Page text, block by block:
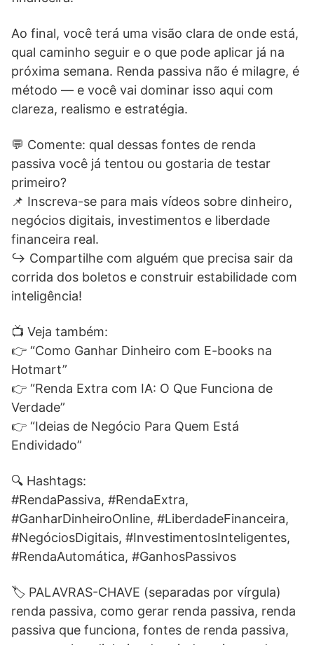
Ao final, você terá uma visão clara de onde está,
qual caminho seguir e o que pode aplicar já na
próxima semana. Renda passiva não é milagre, é
método — e você vai dominar isso aqui com
clareza, realismo e estratégia.
💬 Comente: qual dessas fontes de renda
passiva você já tentou ou gostaria de testar
primeiro?
📌 Inscreva-se para mais vídeos sobre dinheiro,
negócios digitais, investimentos e liberdade
financeira real.
↪️ Compartilhe com alguém que precisa sair da
corrida dos boletos e construir estabilidade com
inteligência!
📺 Veja também:
👉 “Como Ganhar Dinheiro com E-books na
Hotmart”
👉 “Renda Extra com IA: O Que Funciona de
Verdade”
👉 “Ideias de Negócio Para Quem Está
Endividado”
🔍 Hashtags:
#RendaPassiva, #RendaExtra,
#GanharDinheiroOnline, #LiberdadeFinanceira,
#NegóciosDigitais, #InvestimentosInteligentes,
#RendaAutomática, #GanhosPassivos
🏷️ PALAVRAS-CHAVE (separadas por vírgula)
renda passiva, como gerar renda passiva, renda
passiva que funciona, fontes de renda passiva,